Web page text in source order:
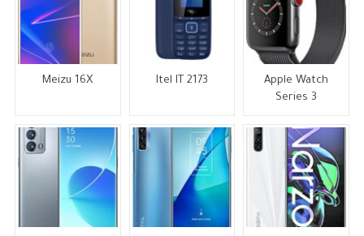
Meizu 16X Itel IT 2173
Apple Watch
Series 3